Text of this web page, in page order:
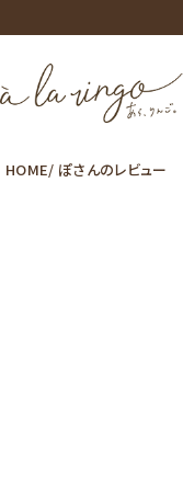
HOME ぽさんのレビュー